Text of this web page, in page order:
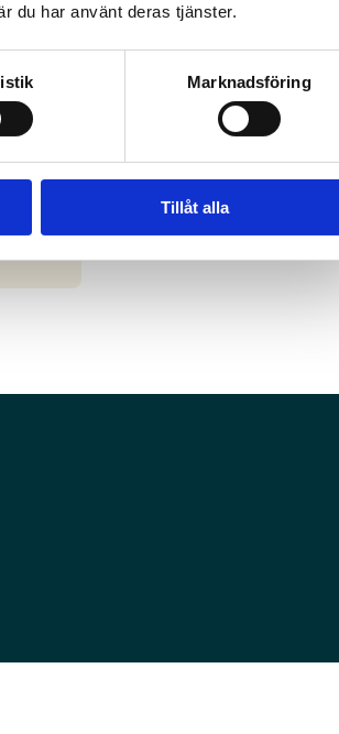
du har använt deras tjänster.
Marknadsföring
Tillåt alla
i
Föreningar
Jobba hos oss
The Swedish
Transport